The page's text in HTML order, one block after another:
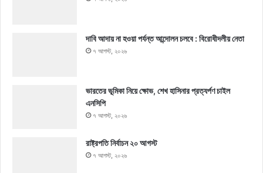
দাবি আদায় না হওয়া পর্যন্ত আন্দোলন চলবে : বিরোধীদলীয় নেতা
৭ আগস্ট, ২০২৬
ভারতের ভূমিকা নিয়ে ক্ষোভ, শেখ হাসিনার প্রত্যর্পণ চাইল
এনসিপি
৭ আগস্ট, ২০২৬
রাষ্ট্রপতি নির্বাচন ২০ আগস্ট
৭ আগস্ট, ২০২৬